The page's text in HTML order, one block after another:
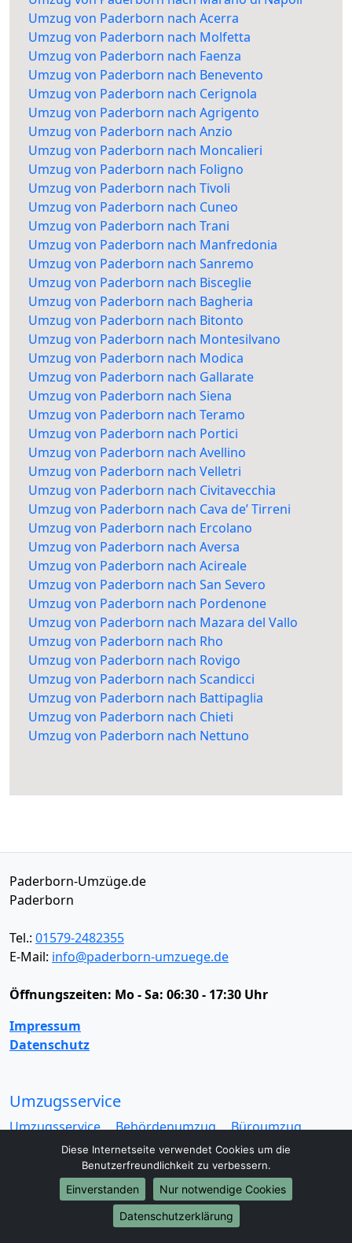
Umzug von Paderborn nach Acerra
Umzug von Paderborn nach Molfetta
Umzug von Paderborn nach Faenza
Umzug von Paderborn nach Benevento
Umzug von Paderborn nach Cerignola
Umzug von Paderborn nach Agrigento
Umzug von Paderborn nach Anzio
Umzug von Paderborn nach Moncalieri
Umzug von Paderborn nach Foligno
Umzug von Paderborn nach Tivoli
Umzug von Paderborn nach Cuneo
Umzug von Paderborn nach Trani
Umzug von Paderborn nach Manfredonia
Umzug von Paderborn nach Sanremo
Umzug von Paderborn nach Bisceglie
Umzug von Paderborn nach Bagheria
Umzug von Paderborn nach Bitonto
Umzug von Paderborn nach Montesilvano
Umzug von Paderborn nach Modica
Umzug von Paderborn nach Gallarate
Umzug von Paderborn nach Siena
Umzug von Paderborn nach Teramo
Umzug von Paderborn nach Portici
Umzug von Paderborn nach Avellino
Umzug von Paderborn nach Velletri
Umzug von Paderborn nach Civitavecchia
Umzug von Paderborn nach Cava de’ Tirreni
Umzug von Paderborn nach Ercolano
Umzug von Paderborn nach Aversa
Umzug von Paderborn nach Acireale
Umzug von Paderborn nach San Severo
Umzug von Paderborn nach Pordenone
Umzug von Paderborn nach Mazara del Vallo
Umzug von Paderborn nach Rho
Umzug von Paderborn nach Rovigo
Umzug von Paderborn nach Scandicci
Umzug von Paderborn nach Battipaglia
Umzug von Paderborn nach Chieti
Umzug von Paderborn nach Nettuno
Paderborn-Umzüge.de
Paderborn
Tel.: 01579-2482355
E-Mail: info@paderborn-umzuege.de
Öffnungszeiten: Mo - Sa: 06:30 - 17:30 Uhr
Impressum
Datenschutz
Umzugsservice
Umzugsservice Behördenumzug
Büroumzug
Fernumzug
Firmenumzug
Laborumzug
Praxisumzug
Privatumzug
Seniorenumzug
Studentenumzug
Beiladung
Entrümpelung
Halteverbotszone
Klaviertransport
Haushaltsauflösung
Möbeltaxi
Diese Internetseite verwendet Cookies um die
Benutzerfreundlichkeit zu verbessern.
Einverstanden
Nur notwendige Cookies
Datenschutzerklärung